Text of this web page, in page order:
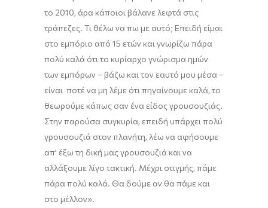
το 2010, άρα κάποιοι βάλανε λεφτά στις
τράπεζες. Τι θέλω να πω με αυτό; Επειδή είμαι
στο εμπόριο από 15 ετών και γνωρίζω πάρα
πολύ καλά ότι το κυρίαρχο γνώρισμα ημών
των εμπόρων –βάζω και τον εαυτό μου μέσα –
είναι ποτέ να μη λέμε ότι πηγαίνουμε καλά, το
θεωρούμε κάπως σαν ένα είδος γρουσουζιάς.
Στην παρούσα συγκυρία, επειδή υπάρχει πολύ
γρουσουζιά στον πλανήτη, λέω να αφήσουμε
απ’ έξω τη δική μας γρουσουζιά και να
αλλάξουμε λίγο τακτική. Μέχρι στιγμής, πάμε
πάρα πολύ καλά. Θα δούμε αν θα πάμε και
στο μέλλον».